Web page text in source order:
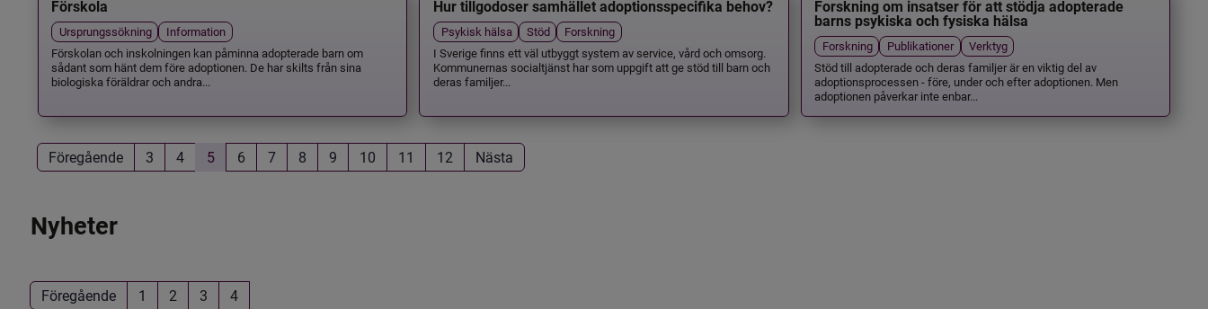
Förskola
Ursprungssökning
Information
Förskolan och inskolningen kan påminna adopterade barn om
sådant som hänt dem före adoptionen. De har skilts från sina
biologiska föräldrar och andra...
Hur tillgodoser samhället adoptionsspecifika behov?
Psykisk hälsa Stöd
Forskning
I Sverige finns ett väl utbyggt system av service, vård och omsorg.
Kommunernas socialtjänst har som uppgift att ge stöd till barn och
deras familjer...
Forskning om insatser för att stödja adopterade
barns psykiska och fysiska hälsa
Forskning Publikationer
Verktyg
Stöd till adopterade och deras familjer är en viktig del av
adoptionsprocessen - före, under och efter adoptionen. Men
adoptionen påverkar inte enbar...
Föregående 3 4 5 6 7 8 9 10 11 12 Nästa
Nyheter
Föregående 1 2 3 4